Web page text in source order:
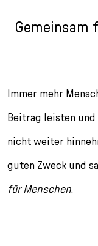
a
g
e
e
c
nGemeinsam
Immer mehr
Beitrag leisten
nicht weiter
guten Zweck und
für Menschen.